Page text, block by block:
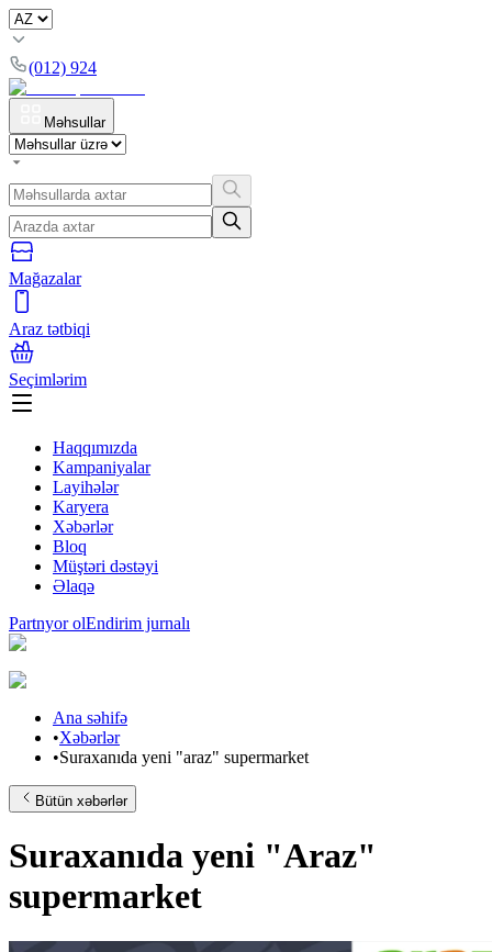
(012) 924
Məhsullar
Mağazalar
Araz tətbiqi
Seçimlərim
Haqqımızda
Kampaniyalar
Layihələr
Karyera
Xəbərlər
Bloq
Müştəri dəstəyi
Əlaqə
Partnyor olEndirim jurnalı
Ana səhifə
•Xəbərlər
•Suraxanıda yeni "araz" supermarket
Bütün xəbərlər
Suraxanıda yeni "Araz"
supermarket